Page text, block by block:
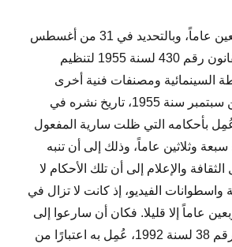
بعد ذلك بحوالي أربعين عاماً، وبالتحديد في 31 من أغسطس
سنة 1955 صدر القانون رقم 430 لسنة 1955 لتنظيم
السينمائية ومصنفات فنية أخرى
وبدءًا من الثالث من سبتمبر سنة 1955، تاريخ نشره في
عُمِل بأحكامه التي ظلت سارية المفعول
وثلاثين عاماً، وذلك إلى أن تنبه
والإعلام إلى أن تلك الأحكام لا
الفيديو، إذ كانت لا تزال في
عاماً إلا قليلا. فكان أن سارعوا إلى
إصدار قانون تحت رقم 38 لسنة 1992، عُمِل به اعتبارًا من